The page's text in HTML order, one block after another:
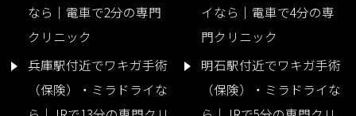
なら｜電車で2分の専門
クリニック
イなら｜電車で4分の専
門クリニック
兵庫駅付近でワキガ手術
（保険）・ミラドライな
明石駅付近でワキガ手術
（保険）・ミラドライな